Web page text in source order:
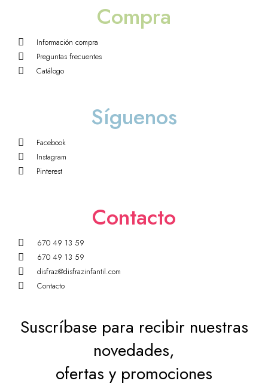
Compra
Información compra
Preguntas frecuentes
Catálogo
Síguenos
Facebook
Instagram
Pinterest
Contacto
670 49 13 59
670 49 13 59
disfraz@disfrazinfantil.com
Contacto
Suscríbase para recibir nuestras
novedades,
ofertas y promociones